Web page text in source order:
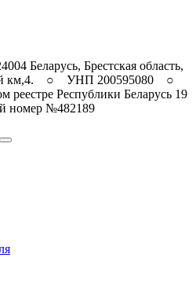
Брестская область,
ый км,4. ○ УНП 200595080 ○
реестре Республики Беларусь 19
номер №482189